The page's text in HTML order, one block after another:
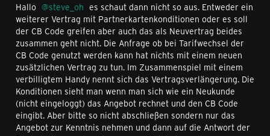
Hallo steve_oh es schaut dann nicht so aus. Entweder ein
weiterer Vertrag mit Partnerkartenkonditionen oder es soll
der CB Code greifen aber auch das als Neuvertrag beides
zusammen geht nicht. Die Anfrage ob bei Tarifwechsel der
CB Code genutzt werden kann hat nichts mit einem neuen
zusätzlichen Vertrag zu tun. Im Zusammenspiel mit einem
verbilligtem Handy nennt sich das Vertragsverlängerung. Die
Konditionen sieht man wenn man sich wie ein Neukunde
(nicht eingeloggt) das Angebot rechnet und den CB Code
eingibt. Aber bitte so nicht abschließen sondern nur das
Angebot zur Kenntnis nehmen und dann auf die Antwort der